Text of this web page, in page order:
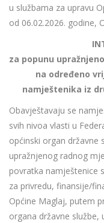
u službama za upravu
od 06.02.2026. godine,
za popunu
na određeno
namještenika iz
Obavještavaju se
svih nivoa vlasti u
općinski organ državne
upražnjenog radnog
povratka namještenice
za privredu, finansije/
Općine Maglaj, putem
organa državne službe,